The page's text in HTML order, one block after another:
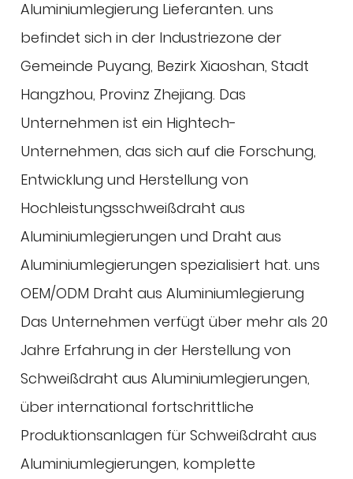
Aluminiumlegierung Lieferanten. uns
befindet sich in der Industriezone der
Gemeinde Puyang, Bezirk Xiaoshan, Stadt
Hangzhou, Provinz Zhejiang. Das
Unternehmen ist ein Hightech-
Unternehmen, das sich auf die Forschung,
Entwicklung und Herstellung von
Hochleistungsschweißdraht aus
Aluminiumlegierungen und Draht aus
Aluminiumlegierungen spezialisiert hat. uns
OEM/ODM Draht aus Aluminiumlegierung
Das Unternehmen verfügt über mehr als 20
Jahre Erfahrung in der Herstellung von
Schweißdraht aus Aluminiumlegierungen,
über international fortschrittliche
Produktionsanlagen für Schweißdraht aus
Aluminiumlegierungen, komplette